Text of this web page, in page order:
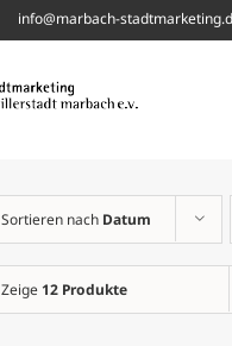
info@marbach-
Sortieren nach Datum
Zeige 12 Produkte